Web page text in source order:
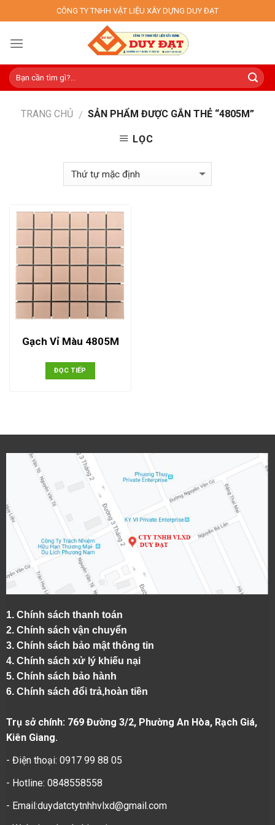
to
content
CÔNG TY TNHH VẬT LIỆU XÂY DỰNG DUY ĐẠT
TRANG CHỦ / SẢN PHẨM ĐƯỢC GẮN THẺ “4805M”
LỌC
Gạch Vỉ Màu 4805M
ĐỌC TIẾP
1. Chính sách thanh toán
2. Chính sách vận chuyển
3. Chính sách bảo mật thông tin
4. Chính sách xử lý khiếu nại
5. Chính sách bảo hành
6. Chính sách đổi trả,hoàn tiền
Trụ sở chính: 769 Đường 3/2, Phường An Hòa, Rạch Giá,
Kiên Giang.
- Điện thoại: 0917 99 88 05
- Hotline: 0848558558
- Email:duydatctytnhhvlxd@gmail.com